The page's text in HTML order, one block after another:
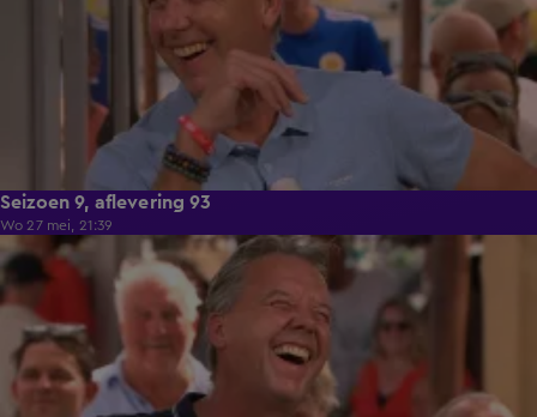
Seizoen 9, aflevering 93
Wo 27 mei, 21:39
49:00